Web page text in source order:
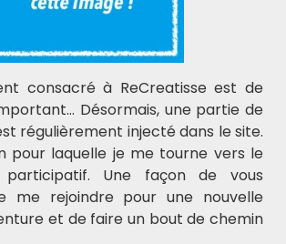
Recreatisse
consacré à ReCreatisse est de
Désormais, une partie de
régulièrement injecté dans le site.
pour laquelle je me tourne vers le
participatif. Une façon de vous
me rejoindre pour une nouvelle
et de faire un bout de chemin